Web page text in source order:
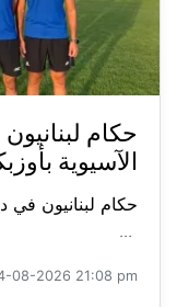
حكام
الآسيوية
حكام لبنانيون في
...
08-2026 21:08 pm